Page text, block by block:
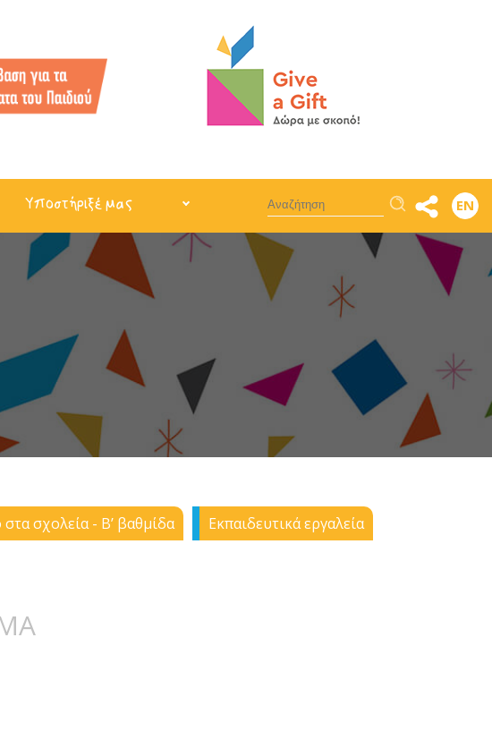
Υποστήριξέ μας Αναζήτηση EN
σχολεία - Β’ βαθμίδα Εκπαιδευτικά εργαλεία